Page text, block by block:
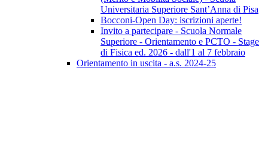
Universitaria Superiore Sant’Anna di Pisa
Bocconi-Open Day: iscrizioni aperte!
Invito a partecipare - Scuola Normale
Superiore - Orientamento e PCTO - Stage
di Fisica ed. 2026 - dall'1 al 7 febbraio
Orientamento in uscita - a.s. 2024-25